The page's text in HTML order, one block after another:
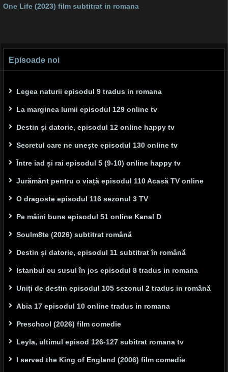
One Life (2023) film subtitrat in romana
Episoade noi
Legea naturii episodul 9 tradus in romana
La marginea lumii episodul 129 online tv
Destin și datorie, episodul 12 online happy tv
Secretul care ne unește episodul 130 online tv
Între iad și rai episodul 5 (9-10) online happy tv
Jurământ pentru o viață episodul 110 Acasă TV online
O dragoste episodul 116 sezonul 3 TV
Pe mâini bune episodul 51 online Kanal D
Soulm8te (2026) subtitrat română
Destin și datorie, episodul 11 subtitrat în română
Istanbul cu susul în jos episodul 8 tradus in romana
Uniți de destin episodul 105 sezonul 2 tradus in română
Abia 17 episodul 10 online tradus in romana
Preschool (2026) film comedie
Leyla, ultimul episod 126-127 subitrat romana tv
I served the King of England (2006) film comedie